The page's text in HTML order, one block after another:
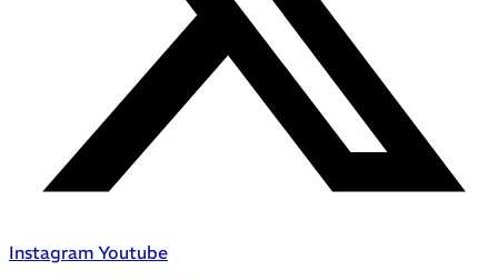
Instagram Youtube